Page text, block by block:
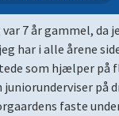
7 år gammel, da
har i alle årene
som hjælper på
på
faste